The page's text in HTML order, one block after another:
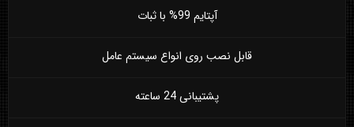
آپتایم 99% با ثبات
قابل نصب روی انواع سیستم عامل
پشتیبانی 24 ساعته